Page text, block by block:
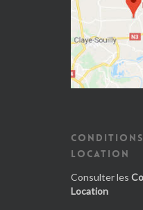
LOCATION
Consulter les
Location